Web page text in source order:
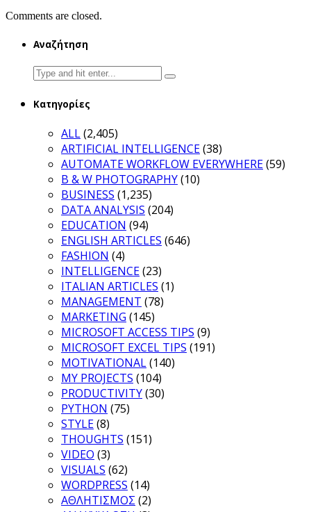
Comments are closed.
Αναζήτηση
Search
for:
Κατηγορίες
ALL(2,405)
ARTIFICIAL INTELLIGENCE(38)
AUTOMATE WORKFLOW EVERYWHERE(59)
B & W PHOTOGRAPHY(10)
BUSINESS (1,235)
DATA ANALYSIS (204)
EDUCATION (94)
ENGLISH ARTICLES (646)
FASHION (4)
INTELLIGENCE(23)
ITALIAN ARTICLES (1)
MANAGEMENT (78)
MARKETING (145)
MICROSOFT ACCESS TIPS (9)
MICROSOFT EXCEL TIPS (191)
MOTIVATIONAL(140)
MY PROJECTS (104)
PRODUCTIVITY(30)
PYTHON (75)
STYLE(8)
THOUGHTS (151)
VIDEO (3)
VISUALS (62)
WORDPRESS (14)
ΑΘΛΗΤΙΣΜΟΣ (2)